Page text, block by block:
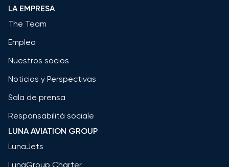
LA EMPRESA
The Team
Empleo
Nuestros socios
Noticias y Perspectivas
Sala de prensa
Responsabilità sociale
LUNA AVIATION GROUP
LunaJets
LunaGroup Charter